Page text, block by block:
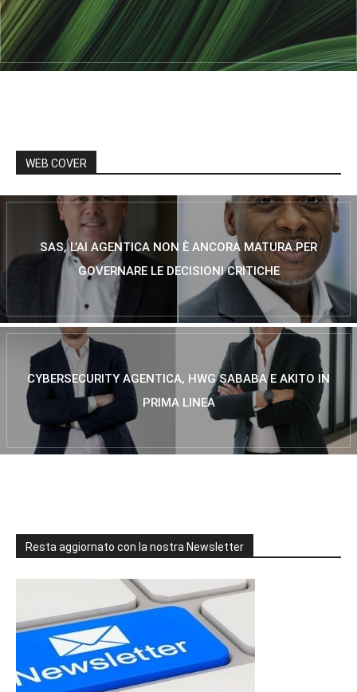
WEB COVER
SAS, L’AI AGENTICA NON È ANCORA MATURA PER
GOVERNARE LE DECISIONI CRITICHE
CYBERSECURITY AGENTICA, HWG SABABA E AKITO IN
PRIMA LINEA
Resta aggiornato con la nostra Newsletter